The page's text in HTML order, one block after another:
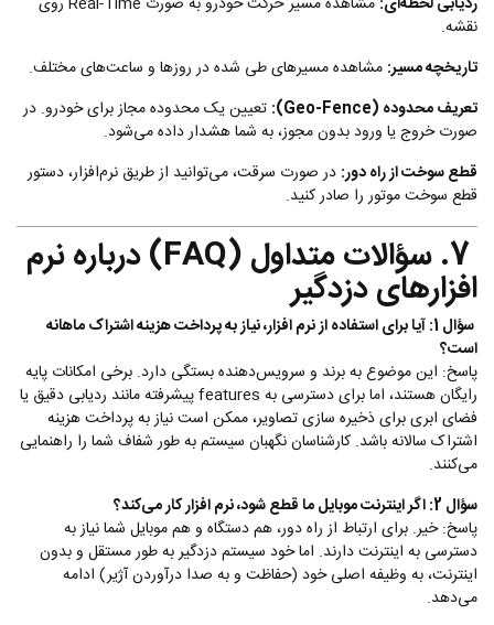
نقشه.
تاریخچه مسیر: مشاهده مسیرهای طی شده در روزها و ساعت‌های مختلف.
تعریف محدوده (Geo-Fence):
تعیین یک محدوده مجاز برای خودرو. در
صورت خروج یا ورود بدون مجوز، به شما هشدار داده می‌شود.
قطع سوخت از راه دور: در صورت سرقت، می‌توانید از طریق نرم‌افزار، دستور
قطع سوخت موتور را صادر کنید.
7. سؤالات متداول (FAQ) درباره نرم
افزارهای دزدگیر
سؤال 1: آیا برای استفاده از نرم افزار، نیاز به پرداخت هزینه اشتراک ماهانه
است؟
پاسخ: این موضوع به برند و سرویس‌دهنده بستگی دارد. برخی امکانات پایه
رایگان هستند، اما برای دسترسی به features پیشرفته مانند ردیابی دقیق یا
فضای ابری برای ذخیره سازی تصاویر، ممکن است نیاز به پرداخت هزینه
اشتراک سالانه باشد. کارشناسان نگهبان سیستم به طور شفاف شما را راهنمایی
می‌کنند.
سؤال 2: اگر اینترنت موبایل ما قطع شود، نرم افزار کار می‌کند؟
پاسخ: خیر. برای ارتباط از راه دور، هم دستگاه و هم موبایل شما نیاز به
دسترسی به اینترنت دارند. اما خود سیستم دزدگیر به طور مستقل و بدون
اینترنت، به وظیفه اصلی خود (حفاظت و به صدا درآوردن آژیر) ادامه
می‌دهد.